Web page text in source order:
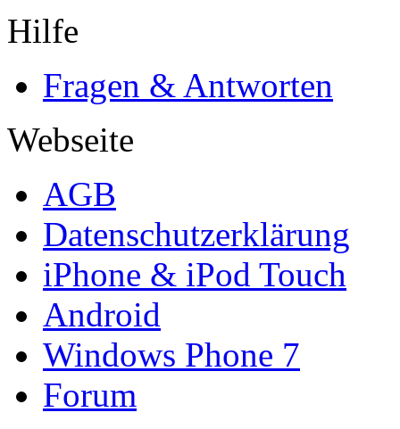
Hilfe
Fragen & Antworten
Webseite
AGB
Datenschutzerklärung
iPhone & iPod Touch
Android
Windows Phone 7
Forum